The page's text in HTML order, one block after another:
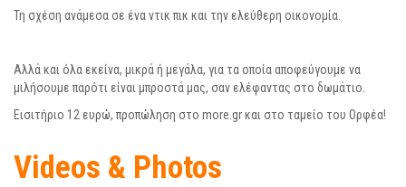
Τη σχέση ανάμεσα σε ένα ντικ πικ και την ελεύθερη οικονομία.
Αλλά και όλα εκείνα, μικρά ή μεγάλα, για τα οποία αποφεύγουμε να
μιλήσουμε παρότι είναι μπροστά μας, σαν ελέφαντας στο δωμάτιο.
Εισιτήριο 12 ευρώ, προπώληση στο more.gr και στο ταμείο του Ορφέα!
Videos & Photos